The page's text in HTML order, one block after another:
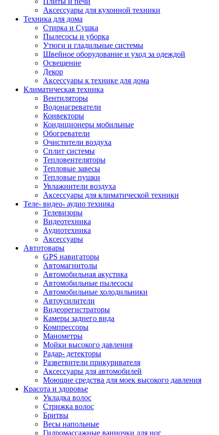
Аксессуары для кухонной техники
Техника для дома
Стирка и Сушка
Пылесосы и уборка
Утюги и гладильные системы
Швейное оборудование и уход за одеждой
Освещение
Декор
Аксессуары к технике для дома
Климатическая техника
Вентиляторы
Водонагреватели
Конвекторы
Кондиционеры мобильные
Обогреватели
Очистители воздуха
Сплит системы
Тепловентеляторы
Тепловые завесы
Тепловые пушки
Увлажнители воздуха
Аксессуары для климатической техники
Теле- видео- аудио техника
Телевизоры
Видеотехника
Аудиотехника
Аксессуары
Автотовары
GPS навигаторы
Автомагнитолы
Автомобильная акустика
Автомобильные пылесосы
Автомобильные холодильники
Автоусилители
Видеорегистраторы
Камеры заднего вида
Компрессоры
Манометры
Мойки высокого давления
Радар- детекторы
Разветвители прикуривателя
Аксессуары для автомобилей
Моющие средства для моек высокого давления
Красота и здоровье
Укладка волос
Стрижка волос
Бритвы
Весы напольные
Гидромассажные ванночки для ног